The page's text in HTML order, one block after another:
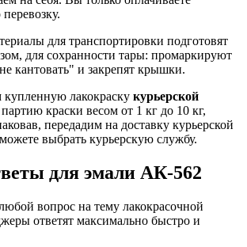
для транспортировки подготовят
для сохранности тары: промаркируют
кантовать" и закрепят крышки.
купленную лакокраску курьерской
краски весом от 1 кг до 10 кг,
передадим на доставку курьерской
выбрать курьерскую службу.
для эмали АК-562
вопрос на тему лакокрасочной
ответят максимально быстро и